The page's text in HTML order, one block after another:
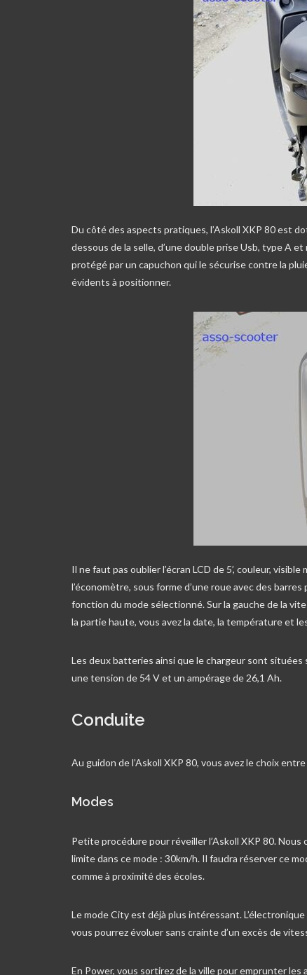
Du côté des aspects pratiques, l’Askoll XKP 80 est
dessous de la selle, d’une double prise Usb, type A
protégé par un capuchon qui le sécurise contre la
évidents à positionner.
Il ne faut pas oublier l’écran LCD de 5’, couleur,
l’économètre, sous forme d’une roue avec des
fonction du mode sélectionné. Sur la gauche de la
la partie haute, vous avez la date, la température et
Les deux batteries ainsi que le chargeur sont
une tension de 54 V et un ampérage de 26,1 Ah.
Conduite
Au guidon de l’Askoll XKP 80, vous avez le choix
Modes
Petite procédure pour réveiller l’Askoll XKP 80. Nous
limite dans ce mode : 30km/h. Il faudra réserver ce
comme à proximité des écoles.
Le mode City est déjà plus intéressant.
vous pourrez évoluer sans crainte d’un excès de
En Power, vous sortirez de la ville pour emprunter les